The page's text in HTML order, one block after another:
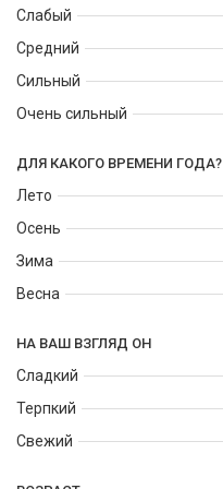
Слабый
Средний
Сильный
Очень сильный
ДЛЯ КАКОГО ВРЕМЕНИ ГОДА?
Лето
Осень
Зима
Весна
НА ВАШ ВЗГЛЯД ОН
Сладкий
Терпкий
Свежий